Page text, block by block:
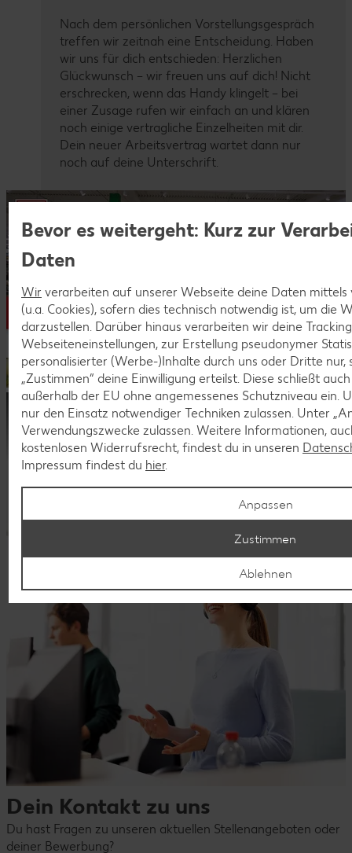
Nach dem persönlichen Vorstellungsgespräch
treffen wir zeitnah eine Entscheidung. Haben
wir uns für dich entschieden: Herzlichen
Glückwunsch – wir freuen uns auf dich! Nicht
erschrecken, wenn das Handy klingelt – bei
einer Zusage rufen wir einfach an und klären
noch einige vertragliche Einzelheiten mit dir.
Dein neuer Arbeitsvertrag wartet dann nur
noch auf deine Unterschrift.
Lerne Kaufland als Arbeitgeber
kennen!
Dein Kontakt zu uns
Du hast Fragen zu unseren aktuellen Stellenangeboten oder
deiner Bewerbung?
Bevor es weitergeht: Kurz zur
Daten
Wir verarbeiten auf unserer Webseite deine Daten mittels
(u.a. Cookies), sofern dies technisch notwendig ist, um die
darzustellen. Darüber hinaus verarbeiten wir deine
Webseiteneinstellungen, zur Erstellung pseudonymer
personalisierter (Werbe-)Inhalte durch uns oder Dritte nur,
„Zustimmen“ deine Einwilligung erteilst. Diese schließt
außerhalb der EU ohne angemessenes Schutzniveau ein.
nur den Einsatz notwendiger Techniken zulassen. Unter
Verwendungszwecke zulassen. Weitere Informationen,
kostenlosen Widerrufsrecht, findest du in unseren
Impressum findest du hier.
Anpassen
Ablehnen
Zustimmen